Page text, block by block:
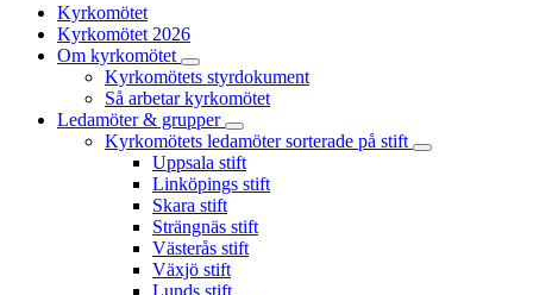
Kyrkomötet
Kyrkomötet 2026
Om kyrkomötet
Kyrkomötets styrdokument
Så arbetar kyrkomötet
Ledamöter & grupper
Kyrkomötets ledamöter sorterade på stift
Uppsala stift
Linköpings stift
Skara stift
Strängnäs stift
Västerås stift
Växjö stift
Lunds stift